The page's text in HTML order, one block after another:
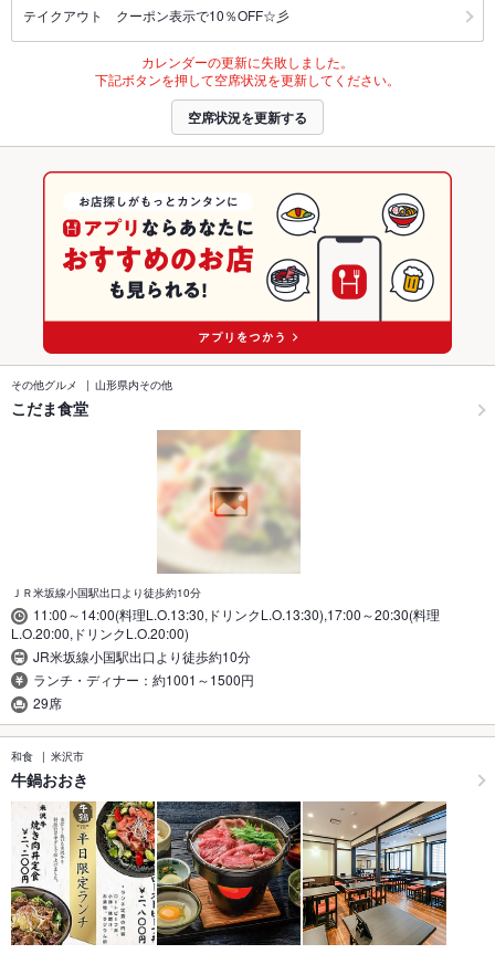
テイクアウト クーポン表示で10％OFF☆彡
カレンダーの更新に失敗しました。
下記ボタンを押して空席状況を更新してください。
空席状況を更新する
その他グルメ 山形県内その他
こだま食堂
ＪＲ米坂線小国駅出口より徒歩約10分
11:00～14:00(料理L.O.13:30,ドリンクL.O.13:30),17:00～20:30(料理
L.O.20:00,ドリンクL.O.20:00)
JR米坂線小国駅出口より徒歩約10分
ランチ・ディナー：約1001～1500円
29席
和食 米沢市
牛鍋おおき